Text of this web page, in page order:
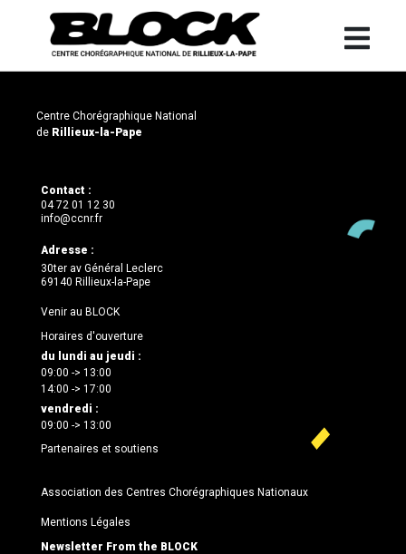
Centre Chorégraphique National
de Rillieux-la-Pape
Contact :
04 72 01 12 30
info@ccnr.fr
Adresse :
30ter av Général Leclerc
69140 Rillieux-la-Pape
Venir au BLOCK
Horaires d'ouverture
du lundi au jeudi :
09:00 -> 13:00
14:00 -> 17:00
vendredi :
09:00 -> 13:00
Partenaires et soutiens
Association des Centres Chorégraphiques Nationaux
Mentions Légales
Newsletter From the BLOCK